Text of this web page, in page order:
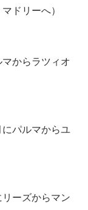
ドリーへ）
からラツィオ
パルマからユ
ーズからマン